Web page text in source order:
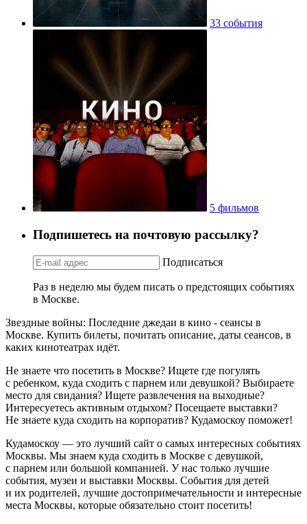
33 события
5 фильмов
Подпишетесь на почтовую рассылку?
Подписаться
Раз в неделю мы будем писать о предстоящих событиях
в Москве.
Звездные войны: Последние джедаи в кино - сеансы в
Москве. Купить билеты, почитать описание, даты сеансов, в
каких кинотеатрах идёт.
Не знаете что посетить в Москве? Ищете где погулять
с ребенком, куда сходить с парнем или девушкой? Выбираете
место для свидания? Ищете развлечения на выходные?
Интересуетесь активным отдыхом? Посещаете выставки?
Не знаете куда сходить на корпоратив? Кудамоскоу поможет!
Кудамоскоу — это лучший сайт о самых интересных событиях
Москвы. Мы знаем куда сходить в Москве с девушкой,
с парнем или большой компанией. У нас только лучшие
события, музеи и выставки Москвы. События для детей
и их родителей, лучшие достопримечательности и интересные
места Москвы, которые обязательно стоит посетить!